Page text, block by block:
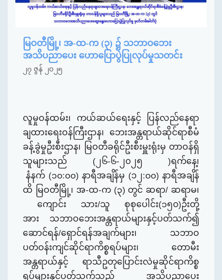
မြဝတီမြို့၊ အ-ထ-က (၃) ၌ သဘာဝဘေး
အသိပညာပေး ဟောပြောပွဲပြုလုပ်မှုသတင်း
၂၇ ဇွန် ၂၀၂၅
လူမှုဝန်ထမ်း၊ ကယ်ဆယ်ရေးနှင့် ပြန်လည်နေရာ
ချထားရေးဝန်ကြီးဌာန၊ ဘေးအန္တရာယ်ဆိုင်ရာစီမံ
ခန့်ခွဲမှုဦးစီးဌာန၊
မြဝတီခရိုင်ဦးစီးမှူးရုံးမှ တာဝန်ရှိ
သူများသည် (၂၆-၆-၂၀၂၅ )ရက်နေ့၊
နံနက် (၁၀:၀၀) နာရီအချိန်မှ (၁၂:၀၀) နာရီအချိန်
ထိ မြဝတီ မြို့၊ အ-ထ-က (၃)တွင် ဆရာ/ ဆရာမ၊
ကျောင်း သား/သူ စုစုပေါင်း(၁၅၀)ဦးတို့
အား
သဘာဝဘေးအန္တရာယ်များနှင့်ပတ်သက်၍
ဆောင်ရန်/ရှောင်ရန်အချက်များ၊ သဘာဝ
ပတ်ဝန်းကျင်ဆိုင်ရာကိစ္စရပ်များ၊ တောမီး
အန္တရာယ်နှင့် ရာသီဥတုပြောင်းလဲမှုဆိုင်ရာကိစ္စ
ရပ်များနှင့်ပတ်သက်သည့် အသိပညာပေး